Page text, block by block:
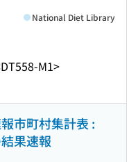
M1>
National Diet Library
市町村集計表 :
果速報